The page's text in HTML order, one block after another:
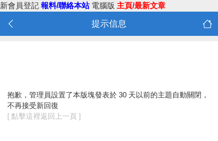
新會員登記 報料/聯絡本站 電腦版 主頁/最新文章
提示信息
抱歉，管理員設置了本版塊發表於 30 天以前的主題自動關閉，
不再接受新回復
[ 點擊這裡返回上一頁 ]